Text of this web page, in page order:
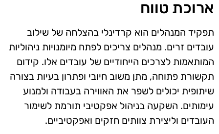
ארוכת טווח
תפקיד המנהלים הוא קרדינלי בהצלחה של שילוב
עובדים זרים. מנהלים צריכים לפתח מיומנויות ניהוליות
המותאמות לצרכים הייחודיים של עובדים אלו. קידום
תקשורת פתוחה, מתן משוב חיובי ופתרון בעיות בצורה
שיתופית יכולים לשפר את האווירה בעבודה ולמנוע
עימותים. השקעה בניהול אפקטיבי תורמת לשימור
העובדים וליצירת צוותים חזקים ואפקטיביים.